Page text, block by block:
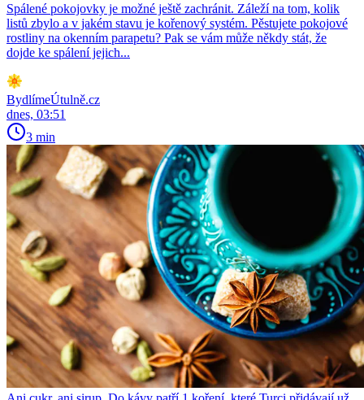
Spálené pokojovky je možné ještě zachránit. Záleží na tom, kolik
listů zbylo a v jakém stavu je kořenový systém. Pěstujete pokojové
rostliny na okenním parapetu? Pak se vám může někdy stát, že
dojde ke spálení jejich...
BydlímeÚtulně.cz
dnes, 03:51
3 min